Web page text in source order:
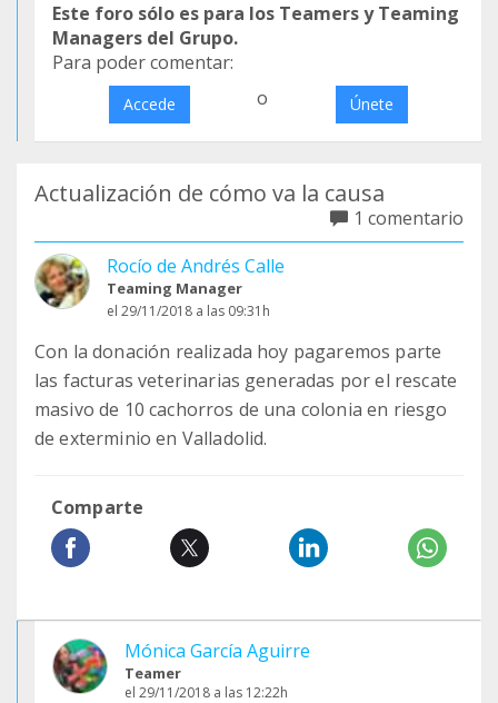
Este foro sólo es para los Teamers y Teaming
Managers del Grupo.
Para poder comentar:
Accede o Únete
Actualización de cómo va la causa
1 comentario
Rocío de Andrés Calle
Teaming Manager
el 29/11/2018 a las 09:31h
Con la donación realizada hoy pagaremos parte
las facturas veterinarias generadas por el rescate
masivo de 10 cachorros de una colonia en riesgo
de exterminio en Valladolid.
Comparte
Mónica García Aguirre
Teamer
el 29/11/2018 a las 12:22h